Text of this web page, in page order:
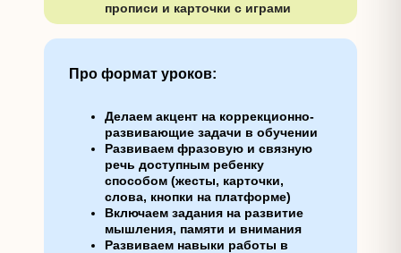
Делаем акцент на коррекционно-
развивающие задачи в обучении
Развиваем фразовую и связную
речь доступным ребенку
способом (жесты, карточки,
слова, кнопки на платформе)
Включаем задания на развитие
мышления, памяти и внимания
Развиваем навыки работы в
Про формат уроков:
прописи и карточки с играми